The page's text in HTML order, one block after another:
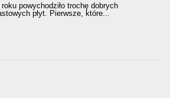
powychodziło trochę dobrych
płyt. Pierwsze, które...